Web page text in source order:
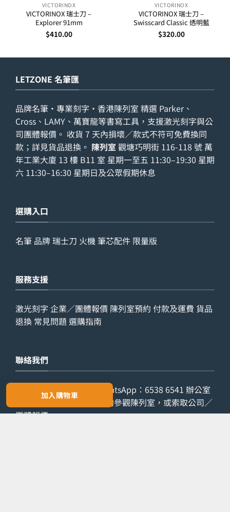
加入購物車
VICTORINOX
VICTORINOX 瑞士刀 –
Explorer 91mm
$410.00
VICTORINOX
VICTORINOX 瑞士刀 –
Swisscard Classic 透明藍
$320.00
LETZONE 名筆匯
品牌名筆・專業刻字・香港陳列室 精選 Parker、
Cross、LAMY、萬寶龍等書寫工具，支援激光刻字與公
司團體報價。 收貨 7 天內損壞／款式不符可免費換同
款；詳見貨品退換 。 陳列室 觀塘巧明街 116-118 號 萬
年工業大廈 13 樓 B11 室 星期一至五 11:30–19:30 星期
六 11:30–16:30 星期日及公眾假期休息
選購入口
名筆 品牌瑞士刀 火機 筆芯配件 限量版
服務支援
激光刻字 企業／團體報價 陳列室預約 付款及運費 貨品
退換 常見問題 選購指南
聯絡我們
查詢電話： 9029 7975 WhatsApp： 6538 6541 辦公室
2861 8762 歡迎預約參觀陳列室，或索取公司／
團體報價。